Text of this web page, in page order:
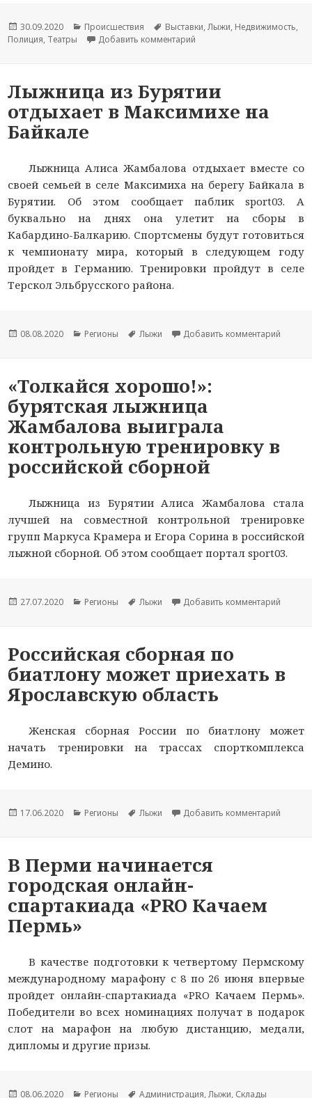
Опубликовано
30.09.2020 Рубрики
Происшествия Метки
Выставки,Лыжи, Недвижимость,
Полиция, Театры Добавить комментарий
Лыжница из Бурятии
отдыхает в Максимихе на
Байкале
Лыжница Алиса Жамбалова отдыхает вместе со
своей семьей в селе Максимиха на берегу Байкала в
Бурятии. Об этом сообщает паблик sport03. А
буквально на днях она улетит на сборы в
Кабардино-Балкарию. Спортсмены будут готовиться
к чемпионату мира, который в следующем году
пройдет в Германию. Тренировки пройдут в селе
Терскол Эльбрусского района.
Опубликовано
08.08.2020 Рубрики
Регионы Метки
Лыжи Добавить комментарий
«Толкайся хорошо!»:
бурятская лыжница
Жамбалова выиграла
контрольную тренировку в
российской сборной
Лыжница из Бурятии Алиса Жамбалова стала
лучшей на совместной контрольной тренировке
групп Маркуса Крамера и Егора Сорина в российской
лыжной сборной. Об этом сообщает портал sport03.
Опубликовано
27.07.2020 Рубрики
Регионы Метки
Лыжи Добавить комментарий
Российская сборная по
биатлону может приехать в
Ярославскую область
Женская сборная России по биатлону может
начать тренировки на трассах спорткомплекса
Демино.
Опубликовано
17.06.2020 Рубрики
Регионы Метки
Лыжи Добавить комментарий
В Перми начинается
городская онлайн-
спартакиада «PRO Качаем
Пермь»
В качестве подготовки к четвертому Пермскому
международному марафону с 8 по 26 июня впервые
пройдет онлайн-спартакиада «PRO Качаем Пермь».
Победители во всех номинациях получат в подарок
слот на марафон на любую дистанцию, медали,
дипломы и другие призы.
Опубликовано
08.06.2020 Рубрики
Регионы Метки
Администрация,Лыжи, Склады